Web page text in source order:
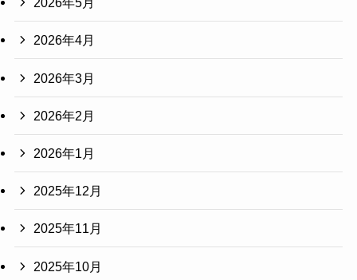
2026年4月
2026年3月
2026年2月
2026年1月
2025年12月
2025年11月
2025年10月